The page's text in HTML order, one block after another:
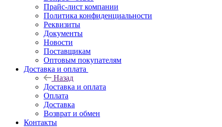
Прайс-лист компании
Политика конфиденциальности
Реквизиты
Документы
Новости
Поставщикам
Оптовым покупателям
Доставка и оплата
Назад
Доставка и оплата
Оплата
Доставка
Возврат и обмен
Контакты